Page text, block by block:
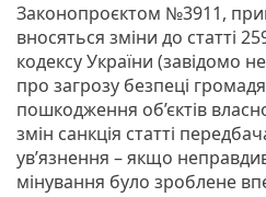
Законопроєктом №3911,
вносяться зміни до статті
кодексу України (завідомо
про загрозу безпеці
пошкодження об’єктів
змін санкція статті
ув’язнення – якщо
мінування було зроблене